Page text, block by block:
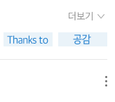
식코: 앓는 이)'를
대화하는 장면이 있는
의 현실을 말하는 듯
행성’이다.-99쪽‘집중
동을 보인다. 한국
진 4편 중에서 1편 희
광하는 오늘의 세태
'하하 호호 낄낄' 그외
기능을 통한 엄지손
더보기